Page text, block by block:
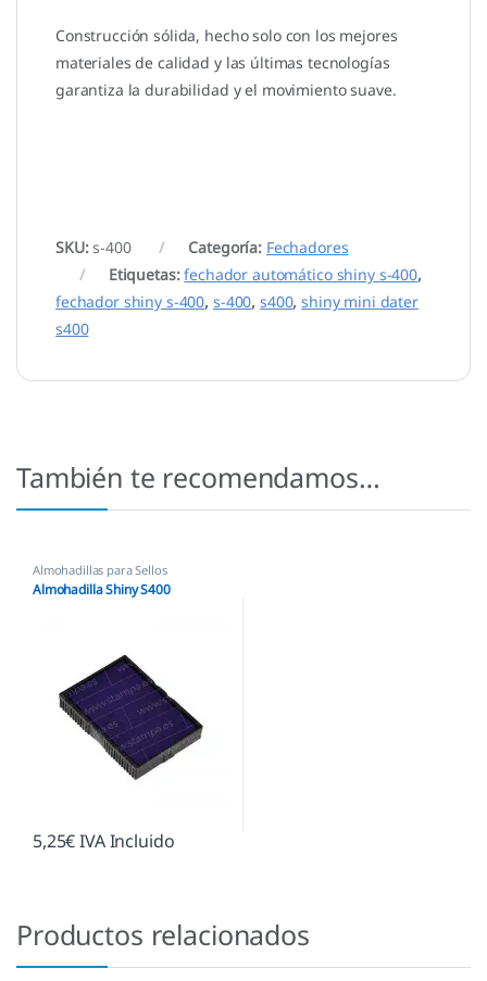
Construcción sólida, hecho solo con los mejores
materiales de calidad y las últimas tecnologías
garantiza la durabilidad y el movimiento suave.
SKU:s-400 Categoría: Fechadores
Etiquetas:fechador automático shiny s-400,
fechador shiny s-400, s-400, s400,shiny mini dater
s400
También te recomendamos…
Almohadillas para Sellos
Automáticos ,Almohadillas Shiny
Almohadilla Shiny S400
5,25€IVA Incluido
Productos relacionados